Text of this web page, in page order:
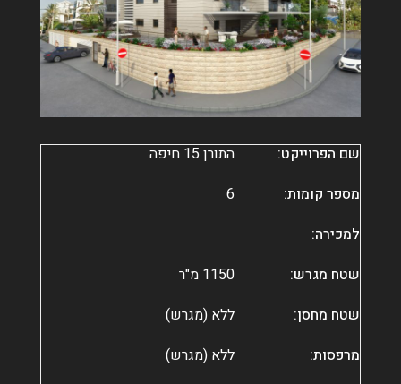
שם הפרוייקט:
התורן 15 חיפה
מספר קומות:
6
למכירה:
שטח מגרש:
1150 מ"ר
שטח מחסן:
ללא (מגרש)
מרפסות:
ללא (מגרש)